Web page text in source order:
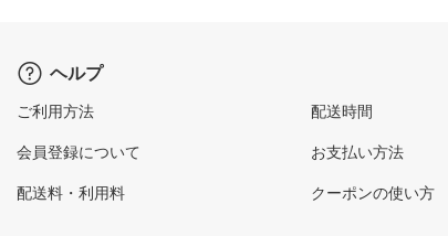
ヘルプ
ご利用方法
会員登録について
配送料・利用料
配送時間
お支払い方法
クーポンの使い方